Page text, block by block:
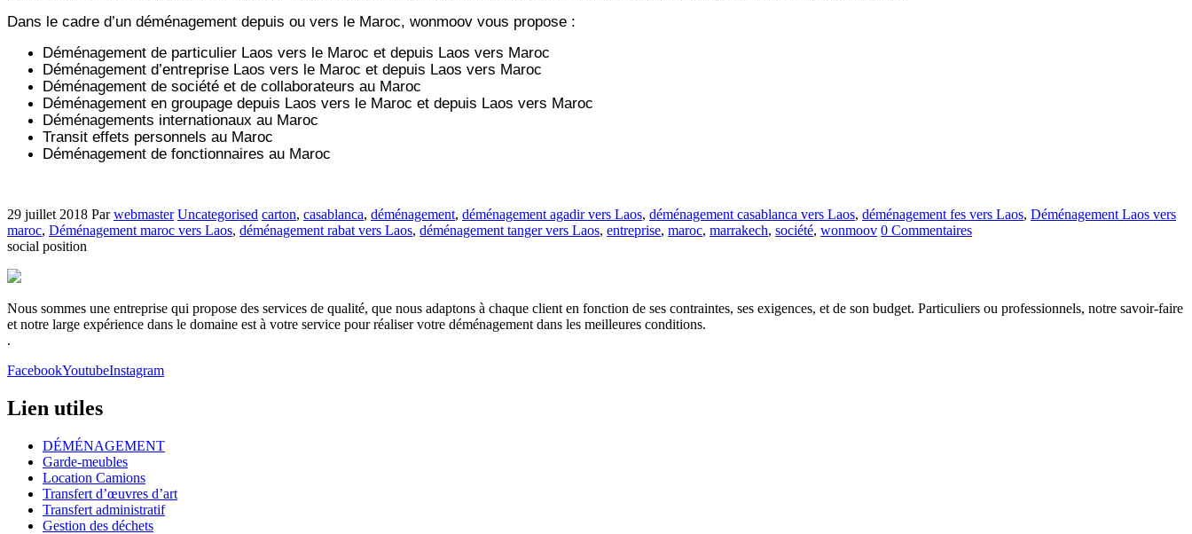
Dans le cadre d’un déménagement depuis ou vers le Maroc, wonmoov vous propose :
Déménagement de particulier Laos vers le Maroc et depuis Laos vers Maroc
Déménagement d’entreprise Laos vers le Maroc et depuis Laos vers Maroc
Déménagement de société et de collaborateurs au Maroc
Déménagement en groupage depuis Laos vers le Maroc et depuis Laos vers Maroc
Déménagements internationaux au Maroc
Transit effets personnels au Maroc
Déménagement de fonctionnaires au Maroc
29 juillet 2018 Parwebmaster Uncategorised carton, casablanca, déménagement, déménagement agadir vers Laos, déménagement casablanca vers Laos, déménagement fes vers Laos, Déménagement Laos vers
maroc, Déménagement maroc vers Laos, déménagement rabat vers Laos, déménagement tanger vers Laos, entreprise, maroc, marrakech, société, wonmoov 0 Commentaires
social position
Nous sommes une entreprise qui propose des services de qualité, que nous adaptons à chaque client en fonction de ses contraintes, ses exigences, et de son budget. Particuliers ou professionnels, notre savoir-faire
et notre large expérience dans le domaine est à votre service pour réaliser votre déménagement dans les meilleures conditions.
.
FacebookYoutubeInstagram
Lien utiles
DÉMÉNAGEMENT
Garde-meubles
Location Camions
Transfert d’œuvres d’art
Transfert administratif
Gestion des déchets